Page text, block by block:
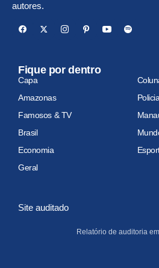
autores.
Fique por dentro
Capa
Amazonas
Famosos & TV
Brasil
Economia
Geral
Site auditado
Relatório de auditoria